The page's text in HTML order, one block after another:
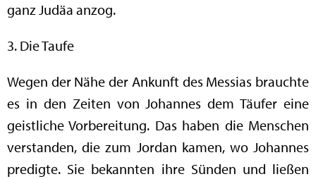
ganz Judäa anzog.
3. Die Taufe
Wegen der Nähe der Ankunft des Messias brauchte
es in den Zeiten von Johannes dem Täufer eine
geistliche Vorbereitung. Das haben die Menschen
verstanden, die zum Jordan kamen, wo Johannes
predigte. Sie bekannten ihre Sünden und ließen